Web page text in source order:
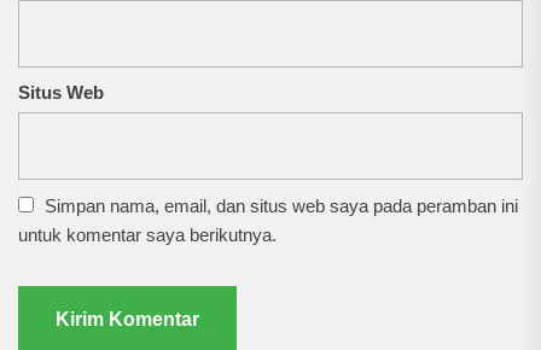
Situs Web
Simpan nama, email, dan situs web saya pada peramban ini
untuk komentar saya berikutnya.